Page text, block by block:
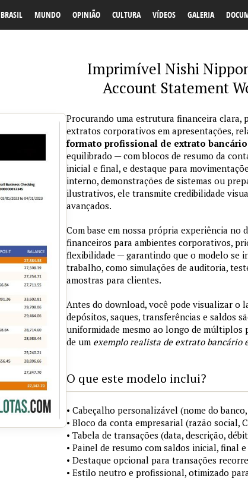
BRASIL MUNDO OPINIÃO CULTURA VÍDEOS GALERIA
Imprimível Nishi
Account Statement
Procurando uma estrutura financeira clara,
extratos corporativos em apresentações,
formato profissional de extrato
equilibrado — com blocos de resumo da
inicial e final, e destaque para
interno, demonstrações de sistemas ou
ilustrativos, ele transmite credibilidade
avançados.
Com base em nossa própria experiência no
financeiros para ambientes corporativos,
flexibilidade — garantindo que o modelo se
trabalho, como simulações de auditoria,
amostras para clientes.
Antes do download, você pode visualizar o
depósitos, saques, transferências e saldos
uniformidade mesmo ao longo de múltiplos
de um exemplo realista de extrato bancário
O que este modelo inclui?
• Cabeçalho personalizável (nome do
• Bloco da conta empresarial (razão social,
• Tabela de transações (data, descrição,
• Painel de resumo com saldos inicial, final
• Destaque opcional para transações
• Estilo neutro e profissional, otimizado